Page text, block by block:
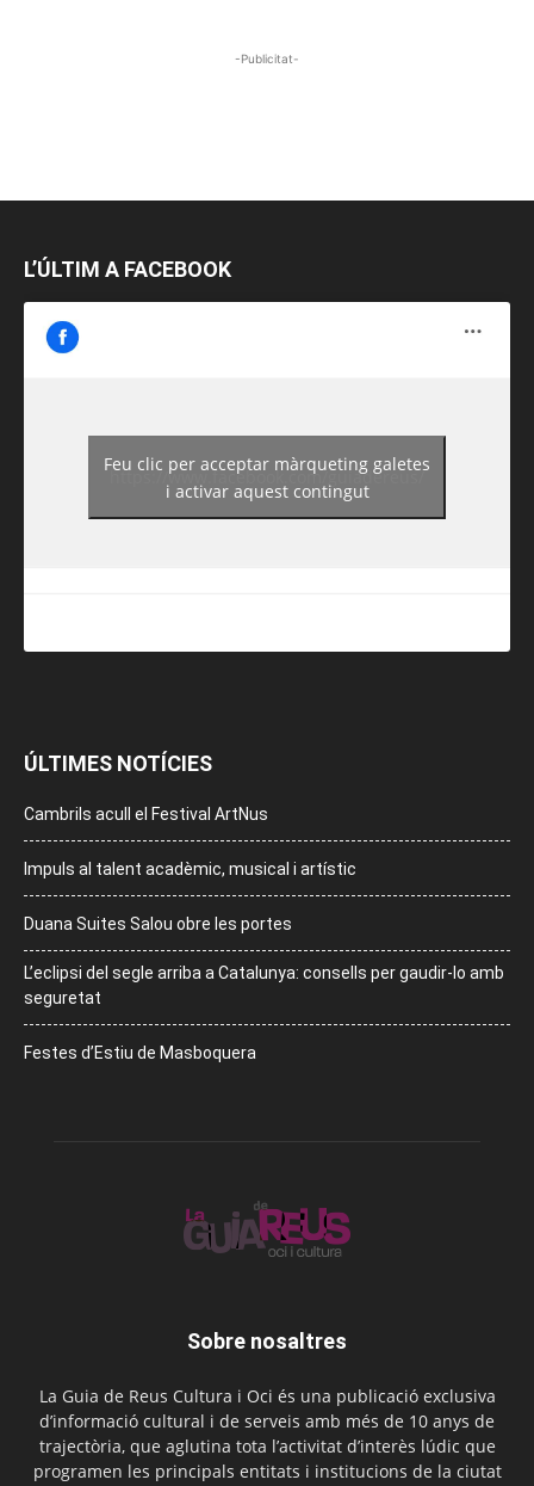
-Publicitat-
L’ÚLTIM A FACEBOOK
https://www.facebook.com/guiadereus/
Feu clic per acceptar màrqueting galetes
i activar aquest contingut
ÚLTIMES NOTÍCIES
Cambrils acull el Festival ArtNus
Impuls al talent acadèmic, musical i artístic
Duana Suites Salou obre les portes
L’eclipsi del segle arriba a Catalunya: consells per gaudir-lo amb
seguretat
Festes d’Estiu de Masboquera
Sobre nosaltres
La Guia de Reus Cultura i Oci és una publicació exclusiva
d’informació cultural i de serveis amb més de 10 anys de
trajectòria, que aglutina tota l’activitat d’interès lúdic que
programen les principals entitats i institucions de la ciutat